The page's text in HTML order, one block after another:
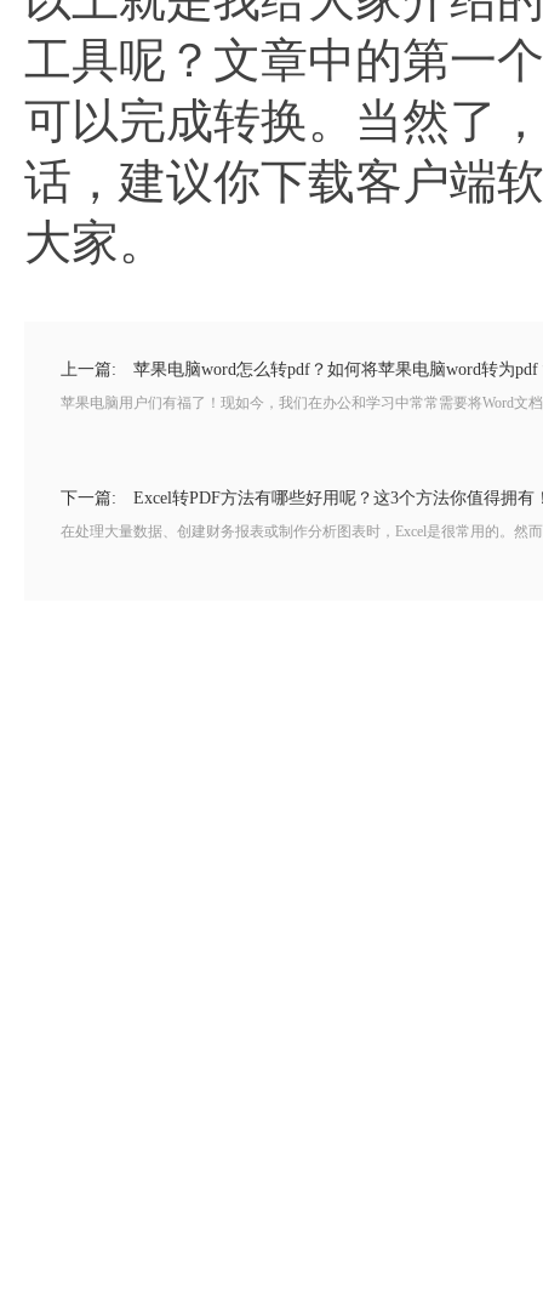
工具呢？文章中的第一
可以完成转换。当然了
话，建议你下载客户端
大家。
上一篇: 苹果电脑word怎么转pdf？如何将苹果电脑word转为pdf
苹果电脑用户们有福了！现如今，我们在办公和学习中常常需要将Word文
下一篇: Excel转PDF方法有哪些好用呢？这3个方法你值得拥有
在处理大量数据、创建财务报表或制作分析图表时，Excel是很常用的。然